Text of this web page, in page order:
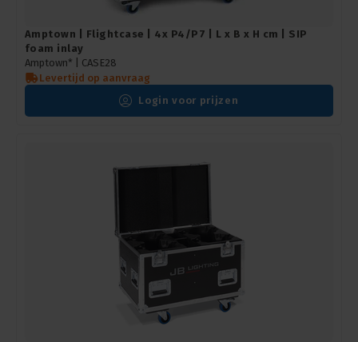
Amptown | Flightcase | 4x P4/P7 | L x B x H cm | SIP
foam inlay
Amptown* | CASE28
Levertijd op aanvraag
Login voor prijzen